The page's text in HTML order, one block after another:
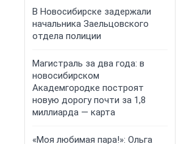
В Новосибирске задержали
начальника Заельцовского
отдела полиции
Магистраль за два года: в
новосибирском
Академгородке построят
новую дорогу почти за 1,8
миллиарда — карта
«Моя любимая пара!»: Ольга